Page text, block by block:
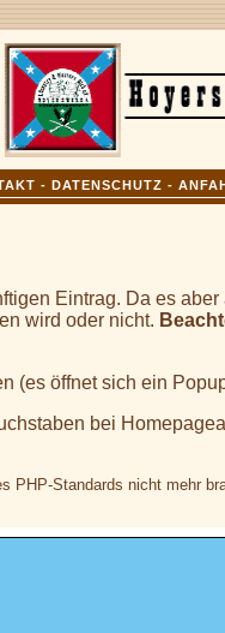
- DATENSCHUTZ -
Eintrag. Da es
wird oder nicht.
(es öffnet sich ein
bei
PHP-Standards nicht mehr